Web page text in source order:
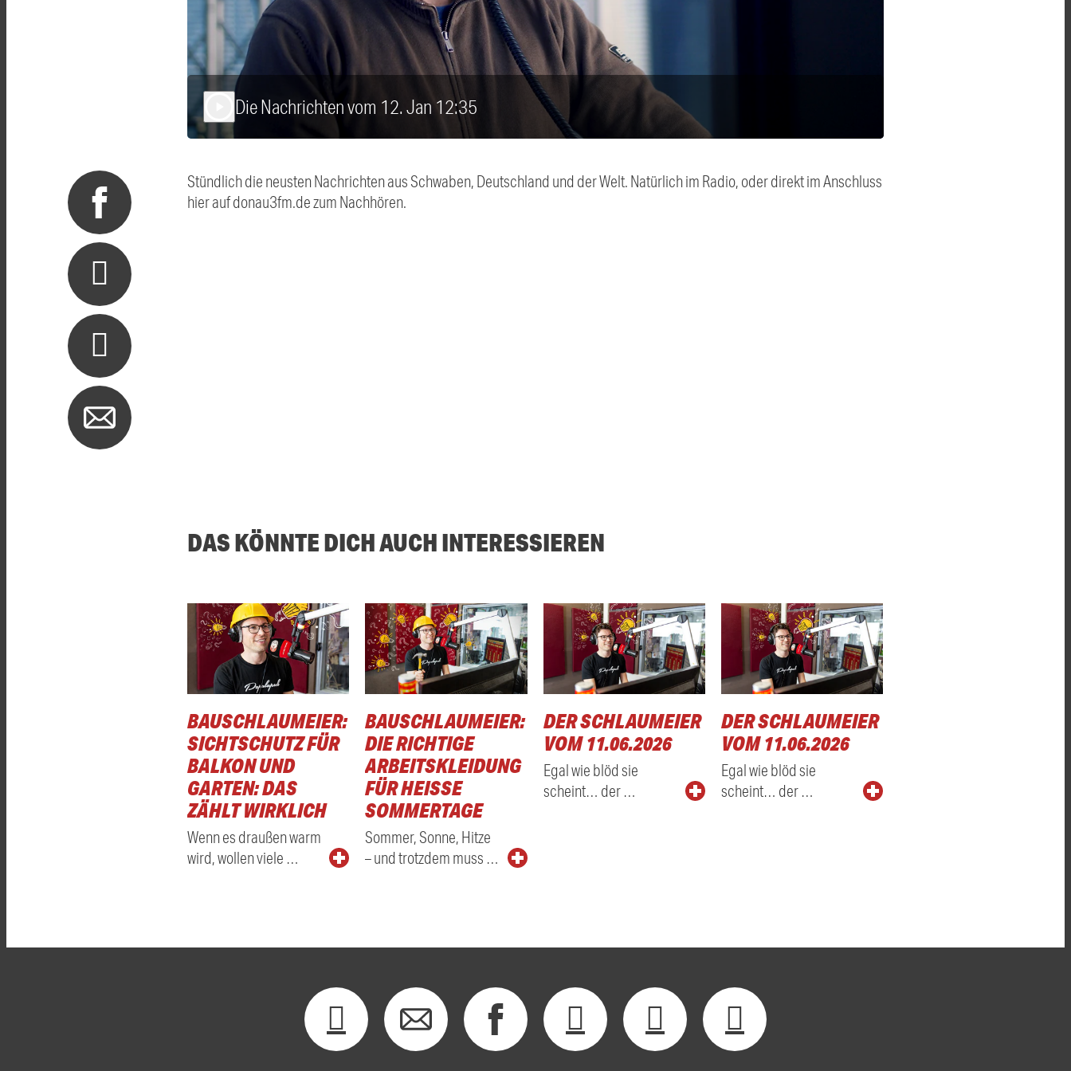
Die Nachrichten vom 12. Jan 12:35
Stündlich die neusten Nachrichten aus Schwaben, Deutschland und der Welt. Natürlich im Radio, oder direkt im Anschluss
hier auf donau3fm.de zum Nachhören.
DAS KÖNNTE DICH AUCH INTERESSIEREN
BAUSCHLAUMEIER:
SICHTSCHUTZ FÜR
BALKON UND
GARTEN: DAS
ZÄHLT WIRKLICH
Wenn es draußen warm
wird, wollen viele …
BAUSCHLAUMEIER:
DIE RICHTIGE
ARBEITSKLEIDUNG
FÜR HEISSE S
OMMERTAGE
Sommer, Sonne, Hitze
– und trotzdem muss …
DER SCHLAUMEIER
VOM 11.06.2026
Egal wie blöd sie
scheint… der …
DER SCHLAUMEIER
VOM 11.06.2026
Egal wie blöd sie
scheint… der …